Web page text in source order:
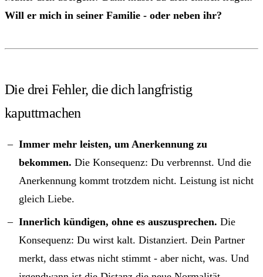
Will er mich in seiner Familie - oder neben ihr?
Die drei Fehler, die dich langfristig
kaputtmachen
Immer mehr leisten, um Anerkennung zu
bekommen. Die Konsequenz: Du verbrennst. Und die
Anerkennung kommt trotzdem nicht. Leistung ist nicht
gleich Liebe.
Innerlich kündigen, ohne es auszusprechen. Die
Konsequenz: Du wirst kalt. Distanziert. Dein Partner
merkt, dass etwas nicht stimmt - aber nicht, was. Und